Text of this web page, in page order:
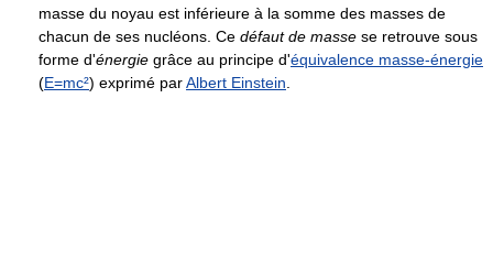
masse du noyau est inférieure à la somme des masses de
chacun de ses nucléons. Ce défaut de masse se retrouve sous
forme d'énergie grâce au principe d'équivalence masse-énergie
(E=mc²) exprimé parAlbert Einstein